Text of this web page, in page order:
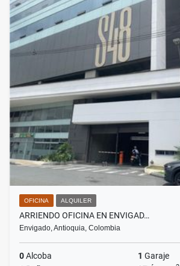
OFICINA ALQUILER
ARRIENDO OFICINA EN ENVIGAD…
Envigado, Antioquia, Colombia
0Alcoba 1 Garaje